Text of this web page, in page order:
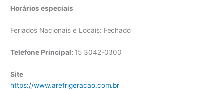
Horários especiais
Feriados Nacionais e Locais: Fechado
Telefone Principal: 15 3042-0300
Site
https://www.arefrigeracao.com.br